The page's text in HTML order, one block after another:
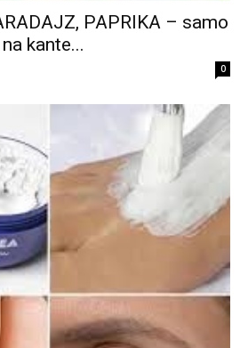
PAPRIKA – samo
kante...
0